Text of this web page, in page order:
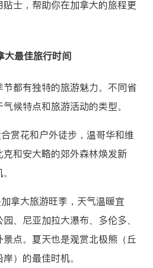
士，帮助你在加拿大的旅程更
大最佳旅行时间
都有独特的旅游魅力。不同省
候特点和旅游活动的类型。
赏花和户外徒步，温哥华和维
和安大略的郊外森林焕发新
拿大旅游旺季，天气温暖宜
、尼亚加拉大瀑布、多伦多、
点。夏天也是观赏北极熊（丘
）的最佳时机。